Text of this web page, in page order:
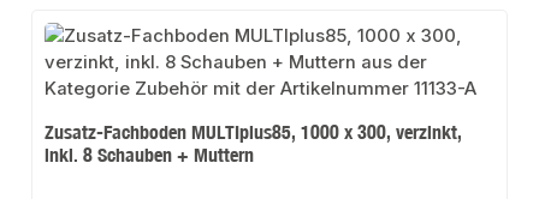
Zusatz-Fachboden MULTIplus85, 1000 x 300, verzinkt,
inkl. 8 Schauben + Muttern